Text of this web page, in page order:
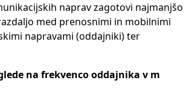
naprav zagotovi najmanjšo
med prenosnimi in mobilnimi
napravami (oddajniki) ter
na frekvenco oddajnika v m